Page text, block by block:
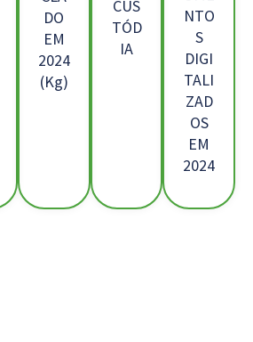
DO
EM
2024
(Kg)
CUS
TÓD
IA
NTO
S
DIGI
TALI
ZAD
OS
EM
2024